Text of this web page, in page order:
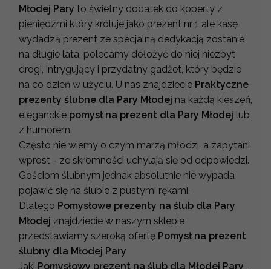
Młodej Pary to świetny dodatek do koperty z
pieniędzmi który króluje jako prezent nr 1 ale kasę
wydadzą prezent ze specjalną dedykacją zostanie
na długie lata, polecamy dołożyć do niej niezbyt
drogi, intrygujący i przydatny gadżet, który będzie
na co dzień w użyciu. U nas znajdziecie Praktyczne
prezenty ślubne dla Pary Młodej na każdą kieszeń,
eleganckie pomysł na prezent dla Pary Młodej lub
z humorem.
Często nie wiemy o czym marzą młodzi, a zapytani
wprost - ze skromności uchylają się od odpowiedzi.
Gościom ślubnym jednak absolutnie nie wypada
pojawić się na ślubie z pustymi rękami.
Dlatego Pomysłowe prezenty na ślub dla Pary
Młodej znajdziecie w naszym sklepie
przedstawiamy szeroką ofertę Pomysł na prezent
ślubny dla Młodej Pary
Jaki Pomysłowy prezent na ślub dla Młodej Pary ,